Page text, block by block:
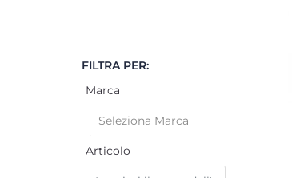
FILTRA PER:
Marca
Articolo